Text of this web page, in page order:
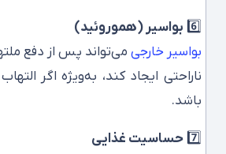
6️⃣ بواسیر (هموروئید)
بواسیر خارجی می‌تواند پس از دفع
ناراحتی ایجاد کند، به‌ویژه اگر
باشد.
7️⃣ حساسیت غذایی